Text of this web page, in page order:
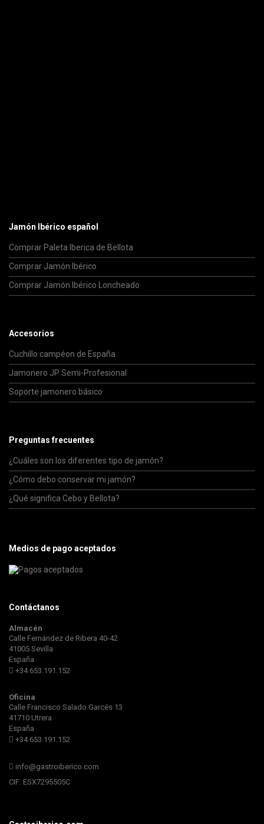
Jamón Ibérico español
Comprar Paleta Iberica de Bellota
Comprar Jamón Ibérico
Comprar Jamón Ibérico Loncheado
Accesorios
Cuchillo campéon de España
Jamonero JP Semi-Profesional
Soporte jamonero básico
Preguntas frecuentes
¿Cuáles son los diferentes tipo de jamón?
¿Cómo debo conservar mi jamón?
¿Qué significa Cebo y Bellota?
Medios de pago aceptados
Contáctanos
Almacén
Calle Fernández de Ribera 40-42
41005 Sevilla
España
+34 653.191.152
Oficina
Calle Francisco Salado Garcés 13
41710 Utrera
España
+34 653.191.152
info@gastroiberico.com
CIF: ESX7295505C